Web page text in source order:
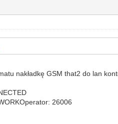
nakładkę GSM that2 do lan
26006